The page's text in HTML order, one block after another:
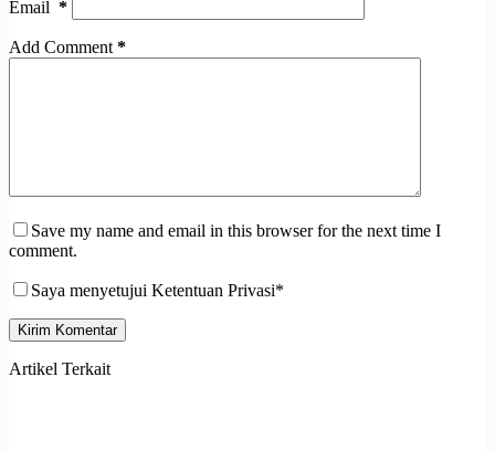
Email *
Add Comment *
Save my name and email in this browser for the next time I
comment.
Saya menyetujui Ketentuan Privasi*
Kirim Komentar
Artikel Terkait